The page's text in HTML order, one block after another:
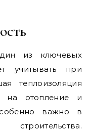
из ключевых
учитывать при
теплоизоляция
на отопление и
важно в